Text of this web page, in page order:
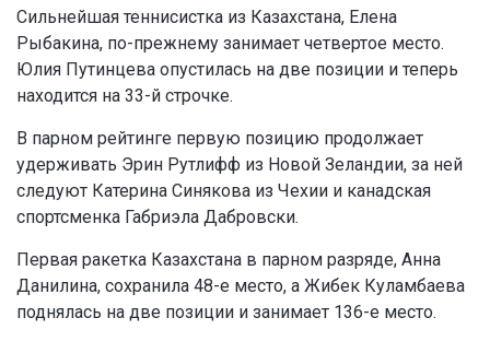
Сильнейшая теннисистка из Казахстана, Елена
Рыбакина, по-прежнему занимает четвертое место.
Юлия Путинцева опустилась на две позиции и теперь
находится на 33-й строчке.
В парном рейтинге первую позицию продолжает
удерживать Эрин Рутлифф из Новой Зеландии, за ней
следуют Катерина Синякова из Чехии и канадская
спортсменка Габриэла Дабровски.
Первая ракетка Казахстана в парном разряде, Анна
Данилина, сохранила 48-е место, а Жибек Куламбаева
поднялась на две позиции и занимает 136-е место.